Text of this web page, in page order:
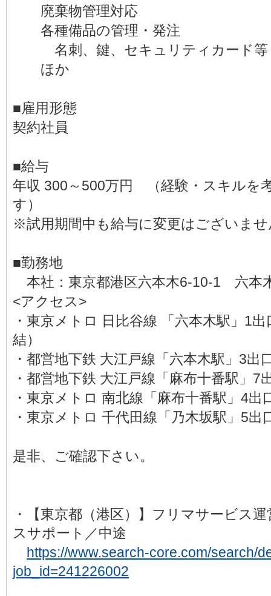
廃棄物管理対応
各種備品の管理・発注
名刺、鍵、セキュリティカード等
ほか
■雇用形態
契約社員
■給与
年収 300～500万円 （経験・スキルを
す）
※試用期間中も給与に変更はございませ
■勤務地
本社：東京都港区六本木6-10-1 六本
<アクセス>
・東京メトロ 日比谷線 「六本木駅」1
結）
・都営地下鉄 大江戸線「六本木駅」3出
・都営地下鉄 大江戸線「麻布十番駅」7
・東京メトロ 南北線「麻布十番駅」4出
・東京メトロ 千代田線「乃木坂駅」5出
是非、ご確認下さい。
・【東京都（港区）】フリマサービス
スサポート／中途
https://www.search-core.com/search/
job_id=241226002